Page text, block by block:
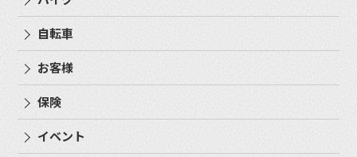
自転車
お客様
保険
イベント